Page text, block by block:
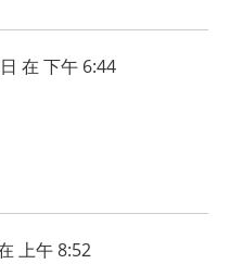
在 下午 6:44
上午 8:52